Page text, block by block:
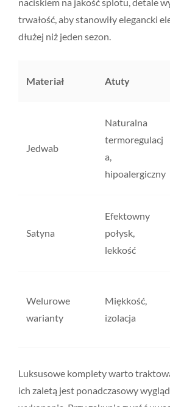
trwałość, aby stanowiły elegancki
dłużej niż jeden sezon.
Materiał Atuty
Jedwab
Naturalna
termoregulacj
a,
hipoalergiczny
Satyna
Efektowny
połysk,
lekkość
Welurowe
warianty
Miękkość,
izolacja
Luksusowe komplety warto
ich zaletą jest ponadczasowy